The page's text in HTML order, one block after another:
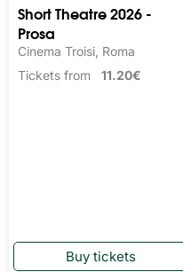
Short Theatre 2026 -
Prosa
Cinema Troisi, Roma
Tickets from 11.20€